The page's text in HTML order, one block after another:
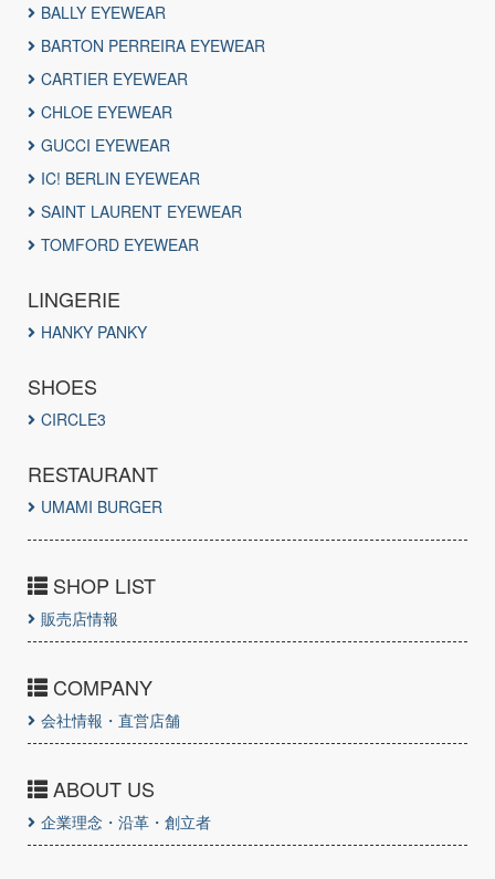
BALLY EYEWEAR
BARTON PERREIRA EYEWEAR
CARTIER EYEWEAR
CHLOE EYEWEAR
GUCCI EYEWEAR
IC! BERLIN EYEWEAR
SAINT LAURENT EYEWEAR
TOMFORD EYEWEAR
LINGERIE
HANKY PANKY
SHOES
CIRCLE3
RESTAURANT
UMAMI BURGER
SHOP LIST
販売店情報
COMPANY
会社情報・直営店舗
ABOUT US
企業理念・沿革・創立者